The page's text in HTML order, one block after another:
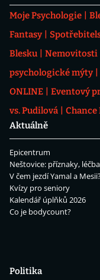
Moje Psychologie
Fantasy
Blesku
Nemovitosti
psychologické mýty
ONLINE
Eventový
vs. Pudilová
Chance
Aktuálně
Epicentrum
Neštovice: příznaky, léčba
V čem jezdí Yamal a
Kvízy pro seniory
Kalendář úplňků 2026
Co je bodycount?
Politika